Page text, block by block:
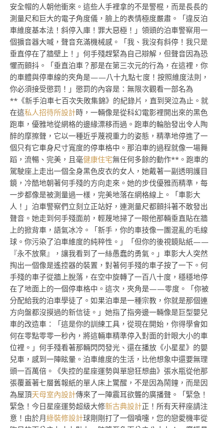
安全帽的人朝他衝來。這些人手裡拿的不是警棍，而是長長的
測量尺和巨大的電子角度儀，臉上的表情極度嚴肅。「違反泊
車維度基本法！斜停入庫！罪大惡極！」領頭的泊車警察用一
個擴音器大喊，聲音充滿機械感。「我、我沒有斜停！我只是
垂直停在了牆壁上！」何手殘趕緊為自己辯解，但聲音因為恐
懼而顫抖。「垂直泊車？那是在第三次元的行為，在這裡，你
的車體與停車線的夾角是——八十九點七度！按照維度法則，
你必須接受懲罰！」懲罰的內容是：無限次觀看一部名為
**《新手泊車七百次失敗集錦》的紀錄片，直到哭泣為止。就
在這私人招待所設計時，一輛像是從科幻電影裡開出來的黑色
跑車，優雅地從網格的邊緣漂移而過。跑車的輪胎發出令人陶
醉的摩擦聲，它以一種近乎蔑視重力的姿態，精準地停進了一
個只有它車身尺寸寬度的停車格中。那泊車的過程就像一場舞
蹈，流暢、完美，且毫健康住宅無任何多餘的動作**。跑車的
駕駛座上走出一個全身黑色皮衣的女人，她戴著一副透明護目
鏡，冷酷地朝著何手殘的方向走來。她的步伐優雅而精準，每
一步都像是被測量過一樣，完美地落在網格線上。「車影大
人！」泊車警察們立刻立正站好，連測量尺都顫抖著不敢發出
聲音。她走到何手殘面前，輕蔑地掃了一眼他那輛垂直貼在牆
上的掀背車，語氣冰冷。「新手，你的車技像一團混亂的毛線
球。你污染了泊車維度的純粹性。」「但你的後視鏡貼紙——
『永不放棄』，讓我看到了一絲愚蠢的勇氣。」車影大人突然
掏出一個像是遙控器的裝置，對著何手殘的車子按了一下。何
手殘的車子從牆上脫落，在空中旋轉了一百八十度，穩穩地停
在了地面上的一個停車格中。這次，夾角是——零度。「你被
分配給我的泊車學徒了。如果泊車是一種宗教，你就是那個連
方向盤都沒摸過的新信徒。」她指了指旁邊一輛像是巨型嬰兒
車的改造車：「這是你的訓練工具，從現在開始，你得學會如
何在零點零零一秒內，將這輛車精準停入對面的針眼大小的車
位裡。」何手殘看著那輛閃閃發光、還在播放《小星星》的嬰
兒車，感到一陣眩暈。泊車維度的生活，比他想象中還要無理
頭一百萬倍。《失控的星座運勢與單戀狂想曲》張水瓶從他那
張覆蓋著七層舊報紙的單人床上驚醒，不是因為鬧鐘，而是因
為屋頂天母室內設計傳來了一陣震耳欲聾的廣播聲。「緊急！
緊急！今日星座運勢超級大修新古典設計正！所有天秤座請注
意！由於月綠裝修設計球剛剛打了一個噴嚏，您的戀愛機率從